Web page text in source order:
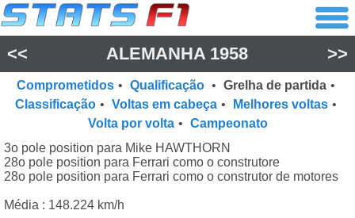
<< ALEMANHA 1958 >>
Comprometidos • Qualificação • Grelha de partida •
Classificação • Voltas em cabeça • Melhores voltas •
Volta por volta • Campeonato
3o pole position para Mike HAWTHORN
28o pole position para Ferrari como o construtore
28o pole position para Ferrari como o construtor de motores
Média : 148.224 km/h